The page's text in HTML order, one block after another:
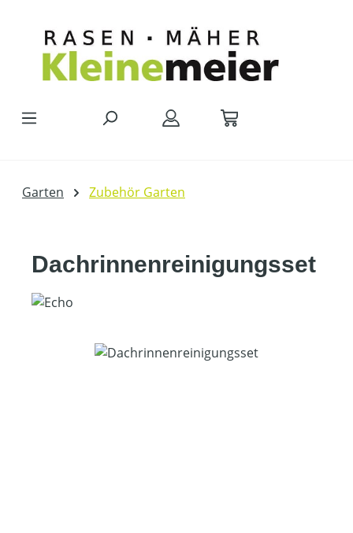
Garten Zubehör Garten
Dachrinnenreinigungsset
Bildergalerie überspringen